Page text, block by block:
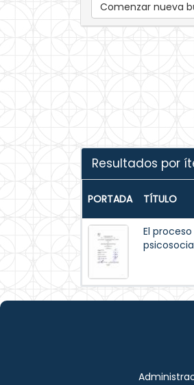
Comenzar nueva
Resultados por
PORTADA TÍTULO
El